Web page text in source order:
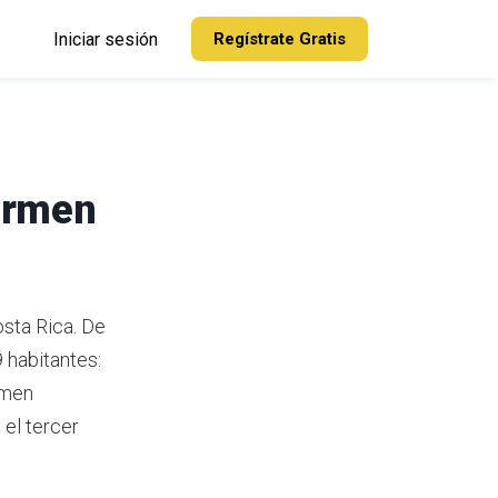
Iniciar sesión Regístrate Gratis
Rica. De
habitantes:
el tercer